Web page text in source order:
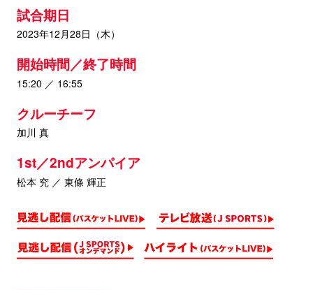
試合期日
2023年12月28日（木）
開始時間／終了時間
15:20 ／ 16:55
クルーチーフ
加川 真
1st／2ndアンパイア
松本 究 ／ 東條 輝正